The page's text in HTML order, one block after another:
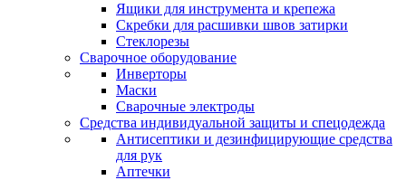
Ящики для инструмента и крепежа
Скребки для расшивки швов затирки
Стеклорезы
Сварочное оборудование
Инверторы
Маски
Сварочные электроды
Средства индивидуальной защиты и спецодежда
Антисептики и дезинфицирующие средства
для рук
Аптечки